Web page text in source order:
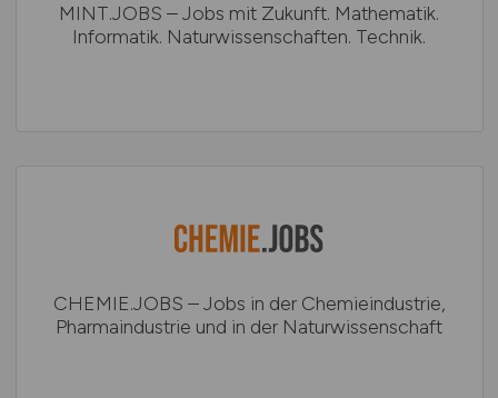
MINT.JOBS – Jobs mit Zukunft. Mathematik.
Informatik. Naturwissenschaften. Technik.
CHEMIE.JOBS – Jobs in der Chemieindustrie,
Pharmaindustrie und in der Naturwissenschaft